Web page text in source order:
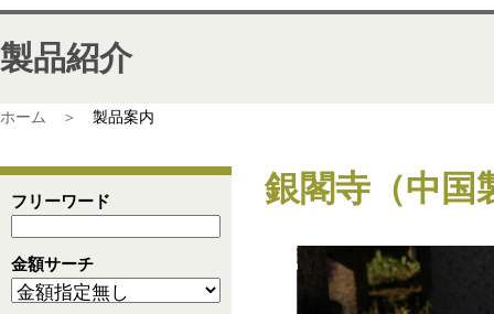
杉田石材店とは？
会社概要
加工へのこだわり 灯篭
骨董
その他
製品紹介
ホーム ＞ 製品案内
フリーワード
金額サーチ
銀閣寺（中国